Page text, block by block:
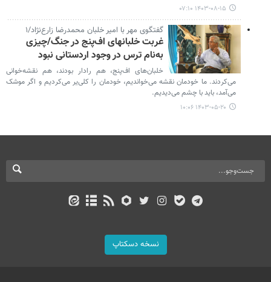
۱۴۰۳-۰۸-۱۵ ۰۷:۱۰
گفتگوی مهر با امیر خلبان محمدرضا زارع‌نژاد/۱
غربت خلبانهای اف‌پنج در جنگ/چیزی
به‌نام ترس در وجود اردستانی نبود
خلبان‌های اف‌پنج، هم رادار بودند، هم نقشه‌خوانی
می‌کردند. ما خودمان نقشه می‌خواندیم، خودمان را کلی‌یر می‌کردیم و اگر موشک
می‌آمد، باید با چشم می‌دیدیم.
۱۴۰۳-۰۵-۲۰ ۱۰:۰۶
نسخه دسکتاپ